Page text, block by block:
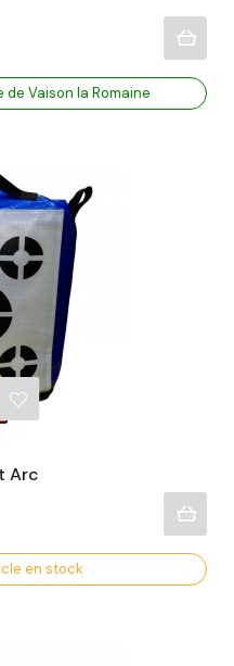
Vaison la Romaine
Arc
en stock